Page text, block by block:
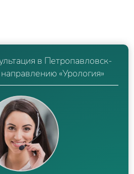
в Петропавловск-
«Урология»